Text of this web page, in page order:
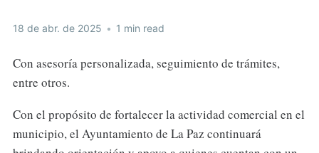
18 de abr. de 2025 • 1 min read
Con asesoría personalizada, seguimiento de trámites,
entre otros.
Con el propósito de fortalecer la actividad comercial en el
municipio, el Ayuntamiento de La Paz continuará